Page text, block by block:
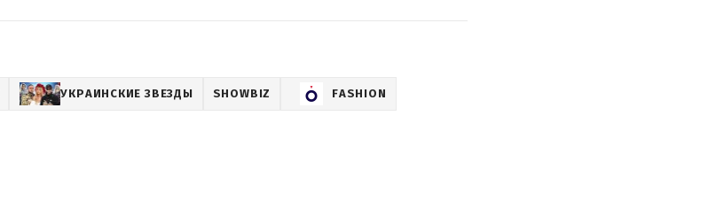
УКРАИНСКИЕ ЗВЕЗДЫ SHOWBIZ FASHION